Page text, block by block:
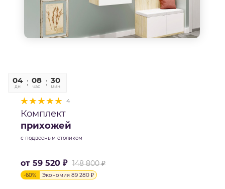
04
дн
08
час
30
мин
4
Комплект
прихожей
с подвесным столиком
от 59 520 ₽ 148 800 ₽
-60% Экономия 89 280 ₽